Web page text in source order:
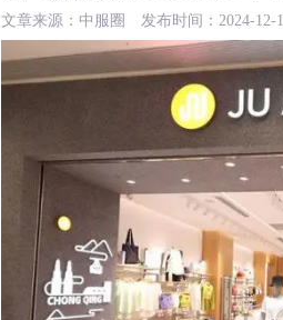
文章来源：中服圈 发布时间：2024-12-